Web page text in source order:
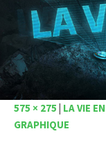
575 × 275 LA VIE
GRAPHIQUE